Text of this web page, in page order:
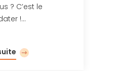
? C’est le
!…